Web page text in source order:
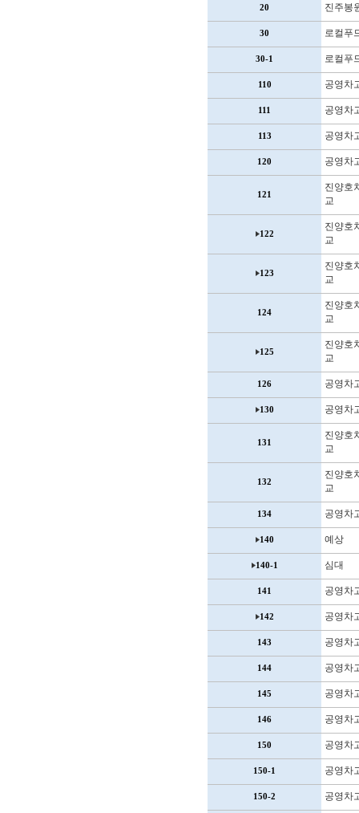
20 진주봉
30 로컬푸
30-1 로컬푸
110 공영차
111 공영차
113 공영차
120 공영차
121
진양호
교
122
진양호
교
123
진양호
교
124
진양호
교
125
진양호
교
126 공영차
130 공영차
131
진양호
교
132
진양호
교
134 공영차
140 예상
140-1 심대
141 공영차
142 공영차
143 공영차
144 공영차
145 공영차
146 공영차
150 공영차
150-1 공영차
150-2 공영차